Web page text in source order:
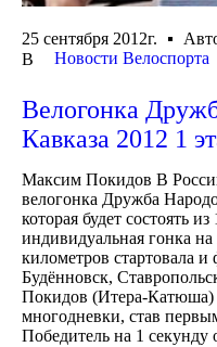
25 сентября 2012г.
В
Новости Велоспорта
Велогонка
Кавказа 2012 1
Максим Покидов В
велогонка Дружба
которая будет состоять
индивидуальная гонка
километров стартовала
Будённовск,
Покидов (Итера-Катюша)
многодневки, став
Победитель на 1 секунду